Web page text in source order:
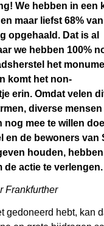
We hebben in een
maar liefst 68%
opgehaald. Dat is al
we hebben 100%
het
komt het non-
erin. Omdat velen
diverse mensen
nog mee te willen
en de bewoners van
houden,
de actie te verlengen.
Frankfurther
gedoneerd hebt, kan